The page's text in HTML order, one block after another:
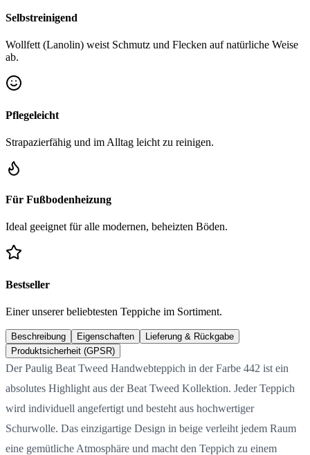
Selbstreinigend
Wollfett (Lanolin) weist Schmutz und Flecken auf natürliche Weise
ab.
Pflegeleicht
Strapazierfähig und im Alltag leicht zu reinigen.
Für Fußbodenheizung
Ideal geeignet für alle modernen, beheizten Böden.
Bestseller
Einer unserer beliebtesten Teppiche im Sortiment.
Beschreibung Eigenschaften
Lieferung & Rückgabe
Produktsicherheit (GPSR)
Der Paulig Beat Tweed Handwebteppich in der Farbe 442 ist ein
absolutes Highlight aus der Beat Tweed Kollektion. Jeder Teppich
wird individuell angefertigt und besteht aus hochwertiger
Schurwolle. Das einzigartige Design in beige verleiht jedem Raum
eine gemütliche Atmosphäre und macht den Teppich zu einem